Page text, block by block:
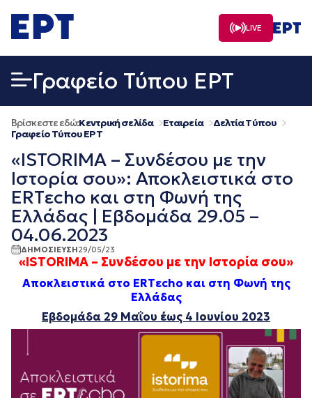
σε
περιεχόμενο
LIVE
Γραφείο Τύπου ΕΡΤ
Βρίσκεστε εδώ:Κεντρική σελίδα Εταιρεία
Δελτία Τύπου
Γραφείο Τύπου ΕΡΤ
«ISTORIMA – Συνδέσου με την
Ιστορία σου»: Αποκλειστικά στο
ERTεcho και στη Φωνή της
Ελλάδας | Εβδομάδα 29.05 –
04.06.2023
ΔΗΜΟΣΙΕΥΣΗ29/05/23
«ISTORIMA – Συνδέσου με την Ιστορία σου»
Αποκλειστικά στο ERTεcho και στη Φωνή της
Ελλάδας
Εβδομάδα 29 Μαΐου έως 4 Ιουνίου 2023